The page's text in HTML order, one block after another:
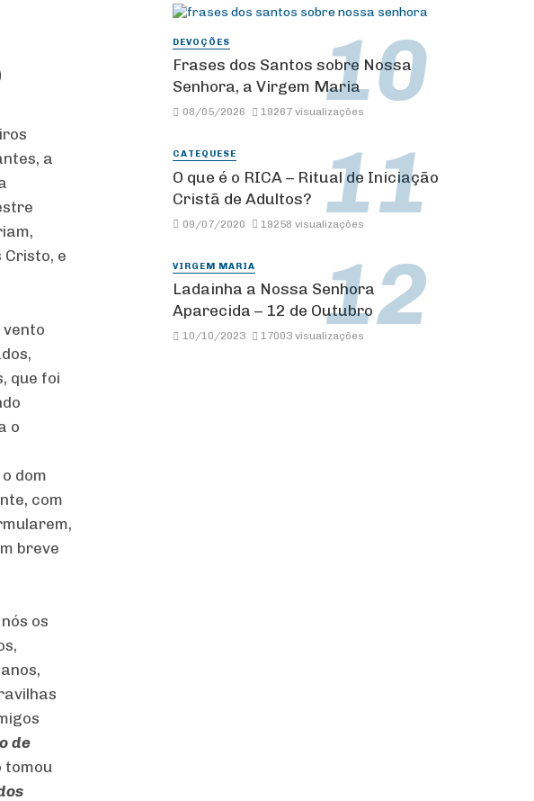
a
Cristo, e
vento
que foi
o
dom
com
breve
os
de
tomou
DEVOÇÕES
Frases dos Santos sobre Nossa
Senhora, a Virgem Maria
08/05/2026 19267 visualizações
CATEQUESE
O que é o RICA – Ritual de Iniciação
Cristã de Adultos?
09/07/2020 19258 visualizações
VIRGEM MARIA
Ladainha a Nossa Senhora
Aparecida – 12 de Outubro
10/10/2023 17003 visualizações